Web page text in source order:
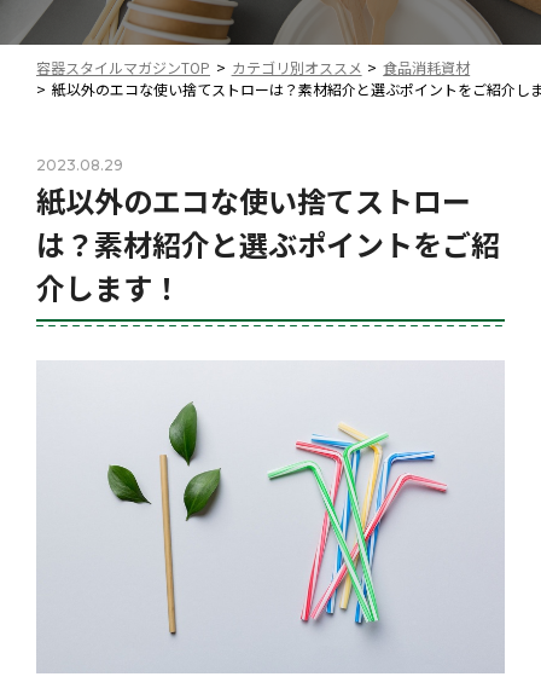
容器スタイルマガジンTOP カテゴリ別オススメ
食品消耗資材
紙以外のエコな使い捨てストローは？素材紹介と選ぶポイントをご紹介し
2023.08.29
紙以外のエコな使い捨てストロー
は？素材紹介と選ぶポイントをご紹
介します！